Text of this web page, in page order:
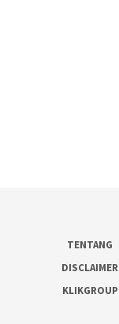
TENTANG
DISCLAIMER
KLIKGROUP